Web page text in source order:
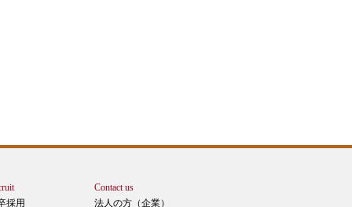
採用
Contact us
法人の方（企業）